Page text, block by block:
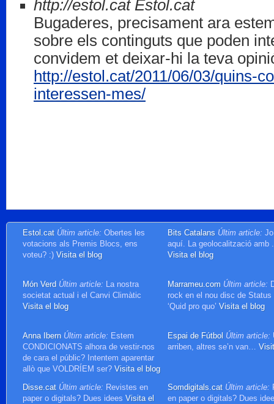
http://estol.cat Estol.cat
Bugaderes, precisament ara
sobre els continguts que poden
convidem et deixar-hi la teva
http://estol.cat/2011/06/03/quins-
interessen-mes/
Estol.cat Últim article: Obertes les
votacions als Premis Blocs, ens
voteu? :) Visita el blog
Bits Catalans Últim article:
aquí. La geolocalització amb
Visita el blog
Món Verd Últim article: La nostra
societat actual i el Canvi Climàtic
Visita el blog
Marrameu.com Últim article:
rock en el nou disc de Status
‘Quid pro quo’ Visita el blog
Anna Ibern Últim article: Estem
CONDICIONATS alhora de vestir-nos
de cara el públic? Intentem aparentar
allò que VOLDRÍEM ser? Visita el blog
Espai de Fútbol Últim article:
arriben, altres se’n van…
Disse.cat Últim article: Revistes en
paper o digitals? Dues idees Visita el
Somdigitals.cat Últim article:
en paper o digitals? Dues